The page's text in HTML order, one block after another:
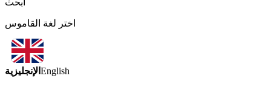
ابحث
اختر لغة القاموس
الإنجليزية English